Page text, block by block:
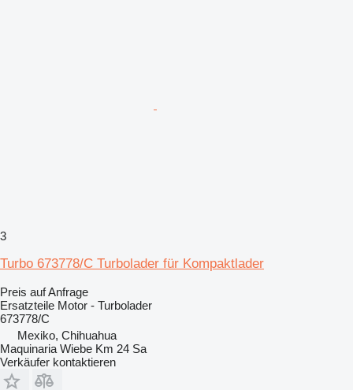
3
Turbo 673778/C Turbolader für Kompaktlader
Preis auf Anfrage
Ersatzteile Motor - Turbolader
673778/C
Mexiko, Chihuahua
Maquinaria Wiebe Km 24 Sa
Verkäufer kontaktieren